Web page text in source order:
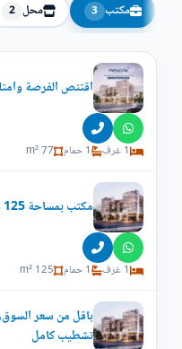
مكتب 3 محل 2
اقتنص الفرصة
1 غرف 1 حمام 77 m²
مكتب بمساحة 125 متر للبيع في مول باراجون 2 العاصمة
1 غرف 1 حمام 125 m²
تشطيب كامل